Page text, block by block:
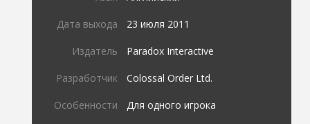
Дата выхода 23 июля 2011
Издатель Paradox Interactive
Разработчик Colossal Order Ltd.
Особенности Для одного игрока